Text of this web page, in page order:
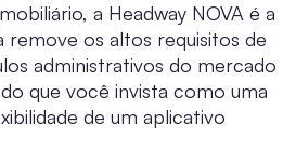
a Headway NOVA é a
remove os altos requisitos de
administrativos do mercado
que você invista como uma
de um aplicativo